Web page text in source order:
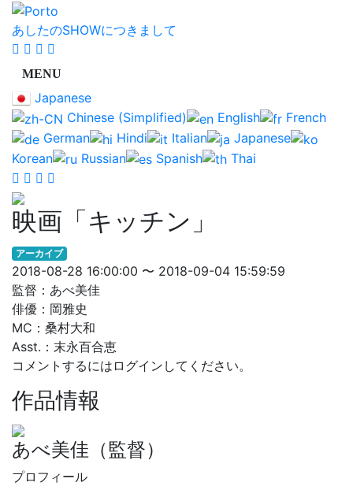
あしたのSHOWにつきまして
Japanese
Chinese (Simplified)
English
French
German
Hindi Italian
Japanese
Korean
Russian Spanish Thai
映画「キッチン」
アーカイブ
2018-08-28 16:00:00 〜 2018-09-04 15:59:59
監督：あべ美佳
俳優：岡雅史
MC：桑村大和
Asst.：末永百合恵
コメントするにはログインしてください。
作品情報
あべ美佳（監督）
​プロフィール